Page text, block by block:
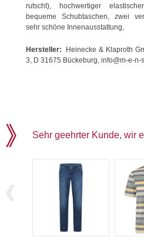
rutscht), hochwertiger
bequeme Schubtaschen, zwei
sehr schöne Innenausstattung,
Hersteller: Heinecke & Klaproth
3, D 31675 Bückeburg, info@m-e-n-
Sehr geehrter Kunde, wir